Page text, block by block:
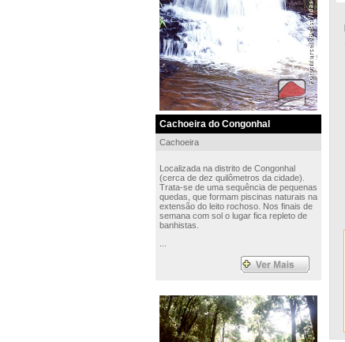
Cachoeira do Congonhal
Cachoeira
Localizada na distrito de Congonhal
(cerca de dez quilômetros da cidade).
Trata-se de uma sequência de pequenas
quedas, que formam piscinas naturais na
extensão do leito rochoso. Nos finais de
semana com sol o lugar fica repleto de
banhistas.